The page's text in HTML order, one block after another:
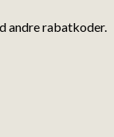
andre rabatkoder.